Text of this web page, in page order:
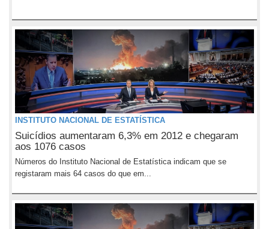
INSTITUTO NACIONAL DE ESTATÍSTICA
Suicídios aumentaram 6,3% em 2012 e chegaram
aos 1076 casos
Números do Instituto Nacional de Estatística indicam que se
registaram mais 64 casos do que em...